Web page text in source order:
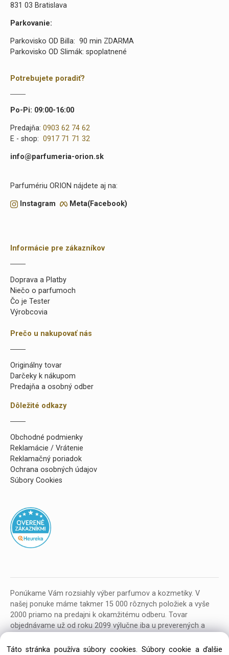
831 03 Bratislava
Parkovanie:
Parkovisko OD Billa: 90 min ZDARMA
Parkovisko OD Slimák: spoplatnené
Potrebujete poradiť?
Po-Pi: 09:00-16:00
Predajňa: 0903 62 74 62
E - shop: 0917 71 71 32
info@parfumeria-orion.sk
Parfumériu ORION nájdete aj na:
Instagram Meta(Facebook)
Informácie pre zákazníkov
Doprava a Platby
Niečo o parfumoch
Čo je Tester
Výrobcovia
Prečo u nakupovať nás
Originálny tovar
Darčeky k nákupom
Predajňa a osobný odber
Dôležité odkazy
Obchodné podmienky
Reklamácie / Vrátenie
Reklamačný poriadok
Ochrana osobných údajov
Súbory Cookies
Ponúkame Vám rozsiahly výber parfumov a kozmetiky. V
našej ponuke máme takmer 15 000 rôznych položiek a vyše
2000 priamo na predajni k okamžitému odberu. Tovar
objednávame už od roku 2099 výlučne iba u preverených a
Táto stránka používa súbory cookies. Súbory cookie a ďalšie